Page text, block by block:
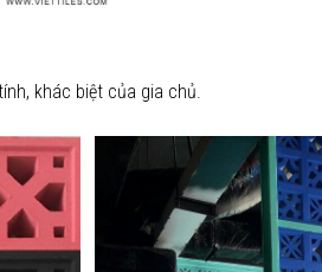
khác biệt của gia chủ.